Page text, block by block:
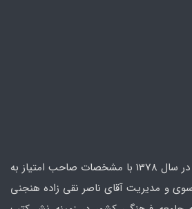
انتشارات کتابخانه فرهنگ در سال 1378 با مشخصات صاحب امتیاز به
و مدیریت آقای ناصر نقی زاده هنجنی